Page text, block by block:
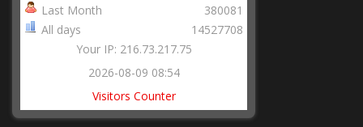
Last Month
All days
380081
14527708
Your IP: 216.73.217.75
2026-08-09 08:54
Visitors Counter